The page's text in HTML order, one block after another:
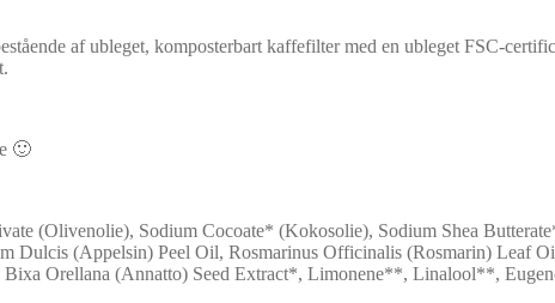
af ubleget, komposterbart kaffefilter med en ubleget FSC-
🙂
(Olivenolie), Sodium Cocoate* (Kokosolie), Sodium Shea
Dulcis (Appelsin) Peel Oil, Rosmarinus Officinalis (Rosmarin) Leaf
Orellana (Annatto) Seed Extract*, Limonene**, Linalool**,